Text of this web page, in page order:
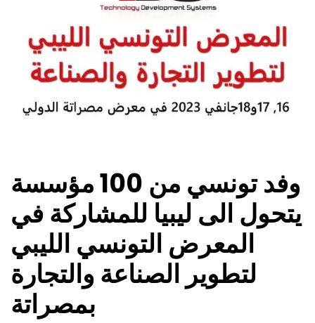
وفد تونسي من 100 مؤسسة
يتحول الى ليبيا للمشاركة في
المعرض التونسي الليبي
لتطوير الصناعة والتجارة
بمصراتة